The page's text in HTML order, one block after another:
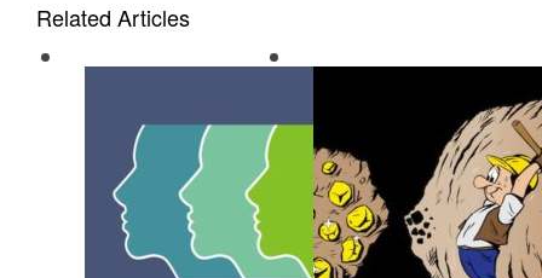
Related Articles